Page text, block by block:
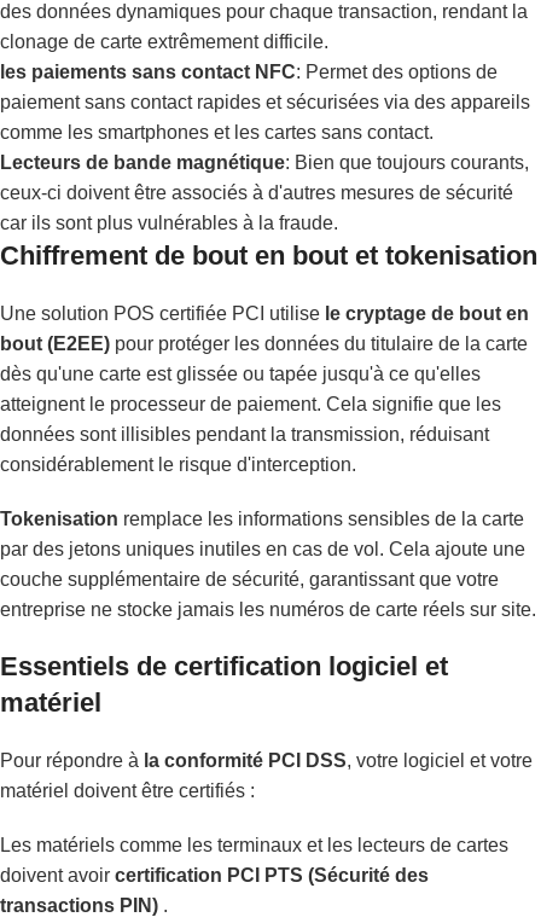
des données dynamiques pour chaque transaction, rendant la
clonage de carte extrêmement difficile.
les paiements sans contact NFC: Permet des options de
paiement sans contact rapides et sécurisées via des appareils
comme les smartphones et les cartes sans contact.
Lecteurs de bande magnétique: Bien que toujours courants,
ceux-ci doivent être associés à d'autres mesures de sécurité
car ils sont plus vulnérables à la fraude.
Chiffrement de bout en bout et tokenisation
Une solution POS certifiée PCI utilise le cryptage de bout en
bout (E2EE) pour protéger les données du titulaire de la carte
dès qu'une carte est glissée ou tapée jusqu'à ce qu'elles
atteignent le processeur de paiement. Cela signifie que les
données sont illisibles pendant la transmission, réduisant
considérablement le risque d'interception.
Tokenisation remplace les informations sensibles de la carte
par des jetons uniques inutiles en cas de vol. Cela ajoute une
couche supplémentaire de sécurité, garantissant que votre
entreprise ne stocke jamais les numéros de carte réels sur site.
Essentiels de certification logiciel et
matériel
Pour répondre à la conformité PCI DSS, votre logiciel et votre
matériel doivent être certifiés :
Les matériels comme les terminaux et les lecteurs de cartes
doivent avoir certification PCI PTS (Sécurité des
transactions PIN) .